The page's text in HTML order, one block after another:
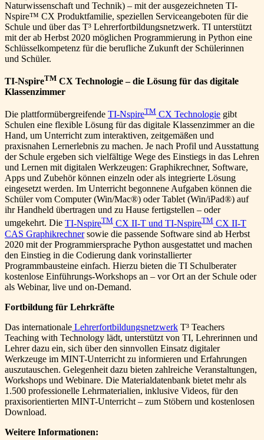
Naturwissenschaft und Technik) – mit der ausgezeichneten TI-
Nspire™ CX Produktfamilie, speziellen Serviceangeboten für die
Schule und über das T³ Lehrerfortbildungsnetzwerk. TI unterstützt
mit der ab Herbst 2020 möglichen Programmierung in Python eine
Schlüsselkompetenz für die berufliche Zukunft der Schülerinnen
und Schüler.
TI-NspireTM CX Technologie – die Lösung für das digitale
Klassenzimmer
Die plattformübergreifende TI-NspireTM CX Technologie gibt
Schulen eine flexible Lösung für das digitale Klassenzimmer an die
Hand, um Unterricht zum interaktiven, zeitgemäßen und
praxisnahen Lernerlebnis zu machen. Je nach Profil und Ausstattung
der Schule ergeben sich vielfältige Wege des Einstiegs in das Lehren
und Lernen mit digitalen Werkzeugen: Graphikrechner, Software,
Apps und Zubehör können einzeln oder als integrierte Lösung
eingesetzt werden. Im Unterricht begonnene Aufgaben können die
Schüler vom Computer (Win/Mac®) oder Tablet (Win/iPad®) auf
ihr Handheld übertragen und zu Hause fertigstellen – oder
umgekehrt. Die TI-NspireTM CX II-T und TI-NspireTM CX II-T
CAS Graphikrechnersowie die passende Software sind ab Herbst
2020 mit der Programmiersprache Python ausgestattet und machen
den Einstieg in die Codierung dank vorinstallierter
Programmbausteine einfach. Hierzu bieten die TI Schulberater
kostenlose Einführungs-Workshops an – vor Ort an der Schule oder
als Webinar, live und on-Demand.
Fortbildung für Lehrkräfte
Das internationale Lehrerfortbildungsnetzwerk T³ Teachers
Teaching with Technology lädt, unterstützt von TI, Lehrerinnen und
Lehrer dazu ein, sich über den sinnvollen Einsatz digitaler
Werkzeuge im MINT-Unterricht zu informieren und Erfahrungen
auszutauschen. Gelegenheit dazu bieten zahlreiche Veranstaltungen,
Workshops und Webinare. Die Materialdatenbank bietet mehr als
1.500 professionelle Lehrmaterialien, inklusive Videos, für den
praxisorientierten MINT-Unterricht – zum Stöbern und kostenlosen
Download.
Weitere Informationen: